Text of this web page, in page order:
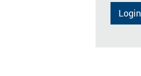
Login